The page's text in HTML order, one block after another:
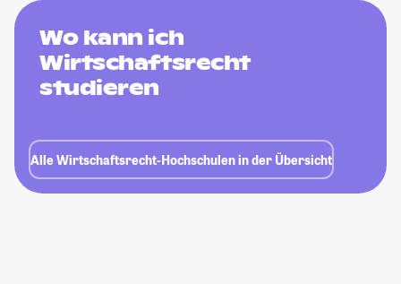
Wo kann ich
Wirtschaftsrecht
studieren
Alle Wirtschaftsrecht-Hochschulen in der Übersicht